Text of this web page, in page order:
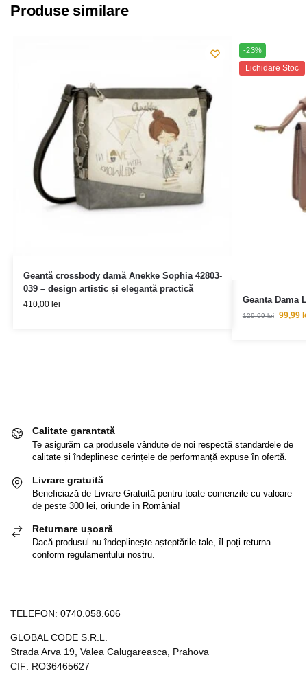
Produse similare
Geantă crossbody damă Anekke Sophia 42803-
039 – design artistic și eleganță practică
410,00 lei
-23%
Lichidare Stoc
Geanta Dama
129,99lei 99,99
Calitate garantată
Te asigurăm ca produsele vândute de noi respectă standardele de
calitate și îndeplinesc cerințele de performanță expuse în ofertă.
Livrare gratuită
Beneficiază de Livrare Gratuită pentru toate comenzile cu valoare
de peste 300 lei, oriunde în România!
Returnare ușoară
Dacă produsul nu îndeplinește așteptările tale, îl poți returna
conform regulamentului nostru.
TELEFON: 0740.058.606
GLOBAL CODE S.R.L.
Strada Arva 19, Valea Calugareasca, Prahova
CIF: RO36465627